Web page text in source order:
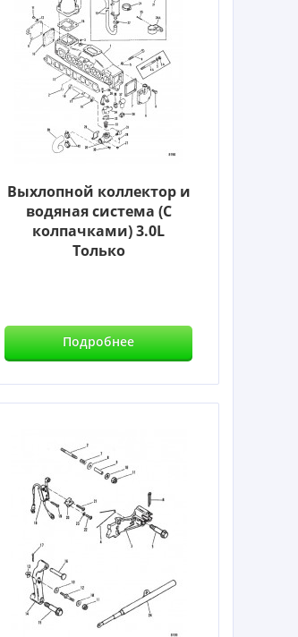
Выхлопной коллектор и
водяная система (С
колпачками) 3.0L
Только
Подробнее